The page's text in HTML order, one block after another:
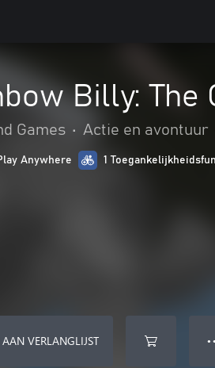
Billy:
Games • Actie en avontuur
Anywhere 1
VERLANGLIJST ●